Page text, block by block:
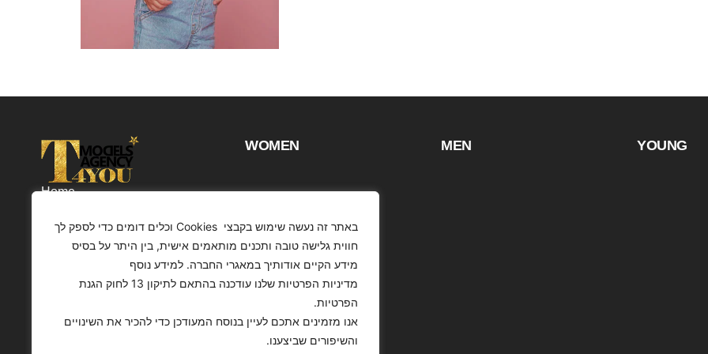
באתר זה נעשה שימוש בקבצי Cookies וכלים דומים כדי לספק לך
חווית גלישה טובה ותכנים מותאמים אישית, בין היתר על בסיס
מידע הקיים אודותיך במאגרי החברה. למידע נוסף
מדיניות הפרטיות שלנו עודכנה בהתאם לתיקון 13 לחוק הגנת
הפרטיות.
אנו מזמינים אתכם לעיין בנוסח המעודכן כדי להכיר את השינויים
והשיפורים שביצענו.
Home
Customers
Contact
WOMEN MEN YOUNG